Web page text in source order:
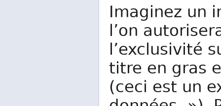
Imaginez un
l’on
l’exclusivité
titre en gras
(ceci est un